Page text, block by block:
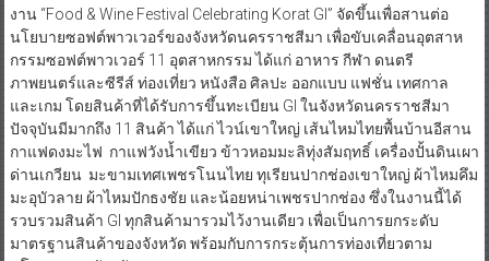
งาน “Food & Wine Festival Celebrating Korat GI” จัดขึ้นเพื่อสานต่อ
นโยบายซอฟต์พาวเวอร์ของจังหวัดนครราชสีมา เพื่อขับเคลื่อนอุตสาห
กรรมซอฟต์พาวเวอร์ 11 อุตสาหกรรม ได้แก่ อาหาร กีฬา ดนตรี
ภาพยนตร์และซีรีส์ ท่องเที่ยว หนังสือ ศิลปะ ออกแบบ แฟชั่น เทศกาล
และเกม โดยสินค้าที่ได้รับการขึ้นทะเบียน GI ในจังหวัดนครราชสีมา
ปัจจุบันมีมากถึง 11 สินค้า ได้แก่ ไวน์เขาใหญ่ เส้นไหมไทยพื้นบ้านอีสาน
กาแฟดงมะไฟ กาแฟวังน้ำเขียว ข้าวหอมมะลิทุ่งสัมฤทธิ์ เครื่องปั้นดินเผา
ด่านเกวียน มะขามเทศเพชรโนนไทย ทุเรียนปากช่องเขาใหญ่ ผ้าไหมคึม
มะอุบัวลาย ผ้าไหมปักธงชัย และน้อยหน่าเพชรปากช่อง ซึ่งในงานนี้ได้
รวบรวมสินค้า GI ทุกสินค้ามารวมไว้งานเดียว เพื่อเป็นการยกระดับ
มาตรฐานสินค้าของจังหวัด พร้อมกับการกระตุ้นการท่องเที่ยวตาม